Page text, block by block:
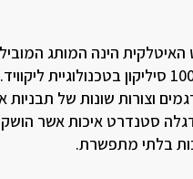
הינה המותג
סטנדרט איכות אשר
בלתי מתפשרת.